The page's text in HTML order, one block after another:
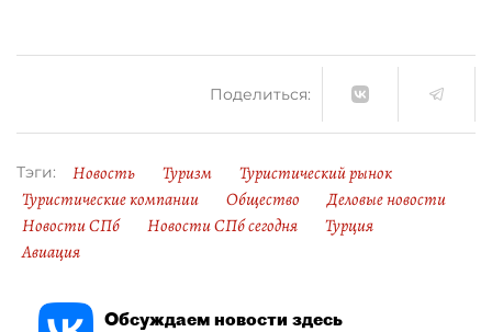
Поделиться:
Тэги: Новость Туризм
Туристический рынок
Туристические компании
Общество
Деловые новости
Новости СПб
Новости СПб сегодня
Турция
Авиация
Обсуждаем новости здесь